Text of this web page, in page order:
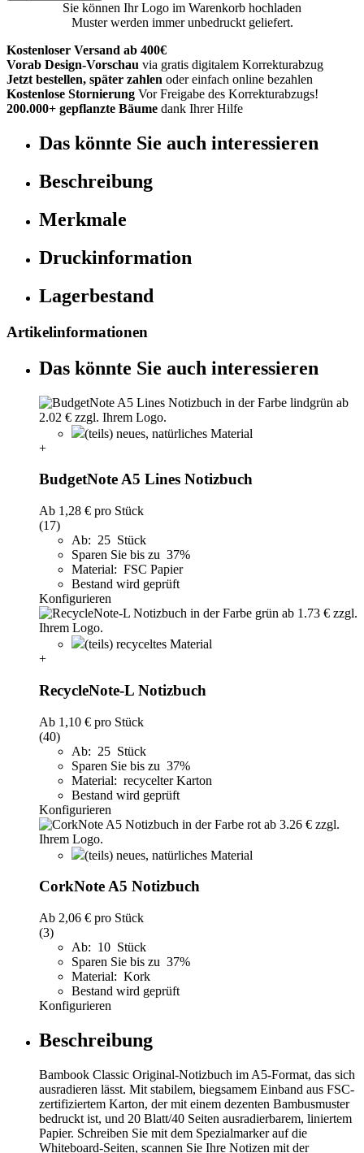
Sie können Ihr Logo im Warenkorb hochladen
Muster werden immer unbedruckt geliefert.
Kostenloser Versand ab 400€
Vorab Design-Vorschau via gratis digitalem Korrekturabzug
Jetzt bestellen, später zahlen oder einfach online bezahlen
Kostenlose Stornierung Vor Freigabe des Korrekturabzugs!
200.000+ gepflanzte Bäume dank Ihrer Hilfe
Das könnte Sie auch interessieren
Beschreibung
Merkmale
Druckinformation
Lagerbestand
Artikelinformationen
Das könnte Sie auch interessieren
(teils) neues, natürliches Material
+
BudgetNote A5 Lines Notizbuch
Ab 1,28 € pro Stück
(17)
Ab: 25 Stück
Sparen Sie bis zu 37%
Material: FSC Papier
Bestand wird geprüft
Konfigurieren
(teils) recyceltes Material
+
RecycleNote-L Notizbuch
Ab 1,10 € pro Stück
(40)
Ab: 25 Stück
Sparen Sie bis zu 37%
Material: recycelter Karton
Bestand wird geprüft
Konfigurieren
(teils) neues, natürliches Material
CorkNote A5 Notizbuch
Ab 2,06 € pro Stück
(3)
Ab: 10 Stück
Sparen Sie bis zu 37%
Material: Kork
Bestand wird geprüft
Konfigurieren
Beschreibung
Bambook Classic Original-Notizbuch im A5-Format, das sich
ausradieren lässt. Mit stabilem, biegsamem Einband aus FSC-
zertifiziertem Karton, der mit einem dezenten Bambusmuster
bedruckt ist, und 20 Blatt/40 Seiten ausradierbarem, liniertem
Papier. Schreiben Sie mit dem Spezialmarker auf die
Whiteboard-Seiten, scannen Sie Ihre Notizen mit der